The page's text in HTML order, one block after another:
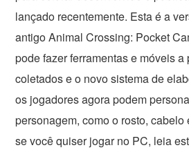
lançado recentemente. Esta é a
antigo Animal Crossing: Pocket
pode fazer ferramentas e móveis
coletados e o novo sistema de
os jogadores agora podem
personagem, como o rosto, cabelo
se você quiser jogar no PC, leia